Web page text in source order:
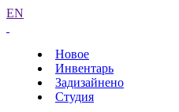
EN
Новое
Инвентарь
Задизайнено
Студия